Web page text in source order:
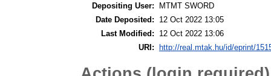
Depositing User:
MTMT SWORD
Date Deposited:
12 Oct 2022 13:05
Last Modified:
12 Oct 2022 13:06
URI:
http://real.mtak.hu/id/eprint/